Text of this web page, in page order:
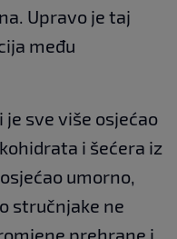
Upravo je taj
među
sve više osjećao
i šećera iz
umorno,
stručnjake ne
prehrane i